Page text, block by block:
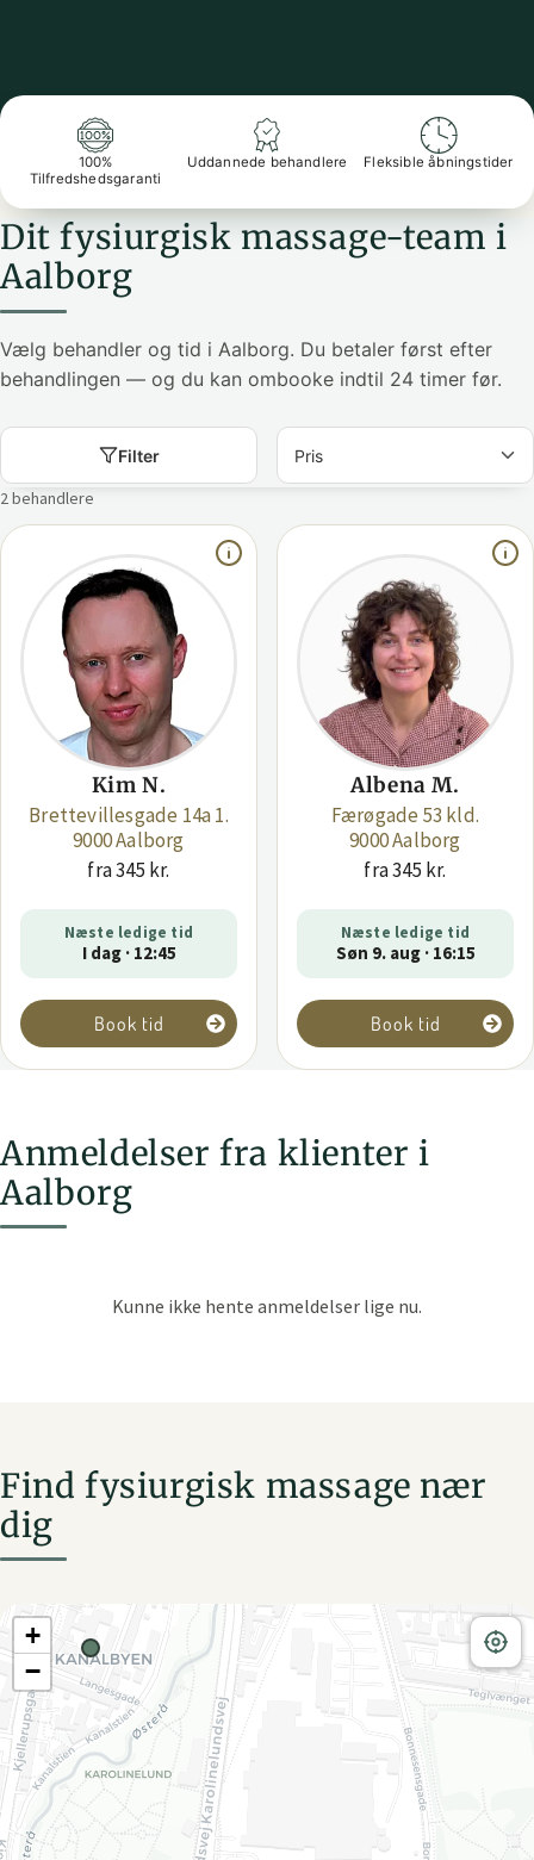
100%
Tilfredshedsgaranti
Uddannede behandlere Fleksible åbningstider
Dit fysiurgisk massage-team i
Aalborg
Vælg behandler og tid i Aalborg. Du betaler først efter
behandlingen — og du kan ombooke indtil 24 timer før.
Filter
2 behandlere
Kim N.
Brettevillesgade 14a 1.
9000 Aalborg
fra 345 kr.
Næste ledige tid
I dag · 12:45
Book tid
Albena M.
Færøgade 53 kld.
9000 Aalborg
fra 345 kr.
Næste ledige tid
Søn 9. aug · 16:15
Book tid
Anmeldelser fra klienter i
Aalborg
Find fysiurgisk massage nær
dig
+
−